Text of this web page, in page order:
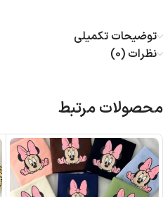
توضیحات تکمیلی
نظرات (0)
محصولات مرتبط